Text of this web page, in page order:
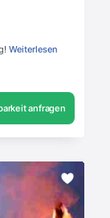
Weiterlesen
anfragen